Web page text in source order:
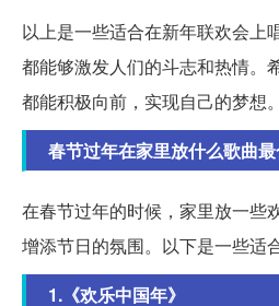
以上是一些适合在新年联欢会上
都能够激发人们的斗志和热情。
都能积极向前，实现自己的梦想。
春节过年在家里放什么歌曲
在春节过年的时候，家里放一些
增添节日的氛围。以下是一些适
1.《欢乐中国年》